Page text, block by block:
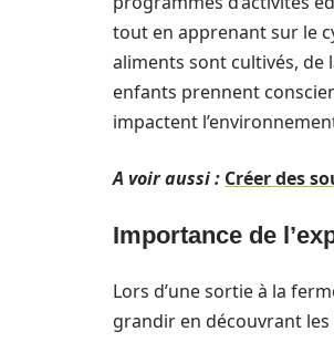
tout en apprenant sur le
aliments sont cultivés, de
enfants prennent
impactent
A voir aussi : Créer des
Importance de
Lors d’une sortie à la
grandir en découvrant